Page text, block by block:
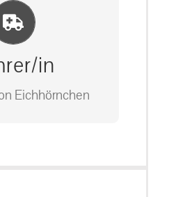
Büro anrufen
7909946
in
Eichhörnchen
und Infos